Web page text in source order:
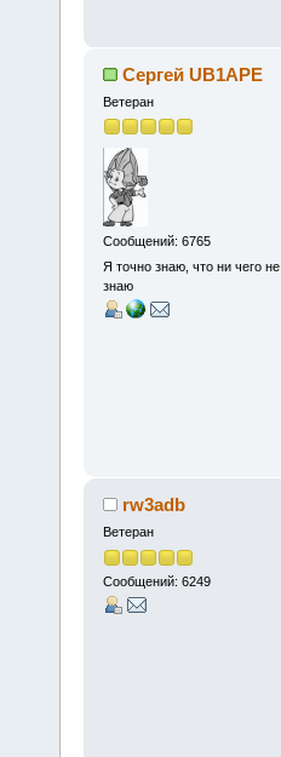
Сергей UB1APE
Ветеран
Сообщений: 6765
Я точно знаю, что ни чего не
знаю
rw3adb
Ветеран
Сообщений: 6249